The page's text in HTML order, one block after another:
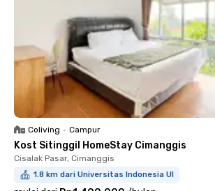
Coliving • Campur
Kost Sitinggil HomeStay Cimanggis
Cisalak Pasar, Cimanggis
1.8 km dari Universitas Indonesia UI